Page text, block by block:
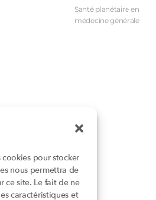
pour stocker
nous permettra de
ce site. Le fait de ne
caractéristiques et
Santé planétaire en
médecine générale